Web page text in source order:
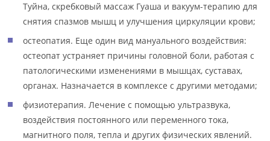
Туйна, скребковый массаж Гуаша и вакуум-терапию для
снятия спазмов мышц и улучшения циркуляции крови;
остеопатия. Еще один вид мануального воздействия:
остеопат устраняет причины головной боли, работая с
патологическими изменениями в мышцах, суставах,
органах. Назначается в комплексе с другими методами;
физиотерапия. Лечение с помощью ультразвука,
воздействия постоянного или переменного тока,
магнитного поля, тепла и других физических явлений.